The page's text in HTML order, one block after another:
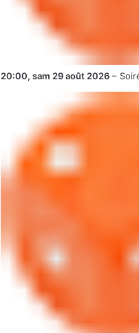
20:00, sam 29 août 2026 –